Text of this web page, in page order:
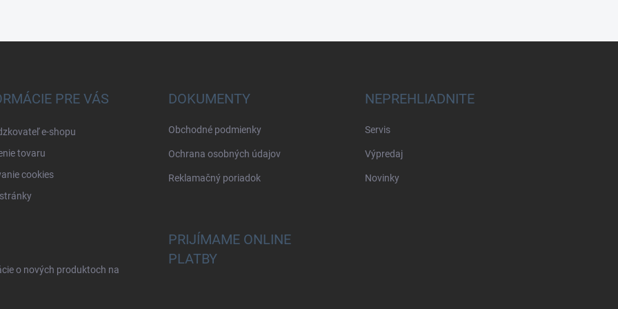
PRE VÁS
e-shopu
tovaru
cookies
DOKUMENTY
Obchodné podmienky
Ochrana osobných údajov
Reklamačný poriadok
NEPREHLIADNITE
Servis
Výpredaj
Novinky
o nových produktoch na
PRIJÍMAME ONLINE
PLATBY